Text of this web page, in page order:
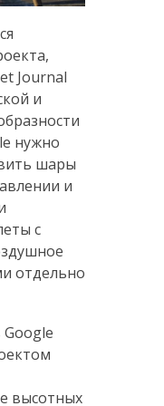
Journal
и
нужно
шары
и
с
отдельно
высотных